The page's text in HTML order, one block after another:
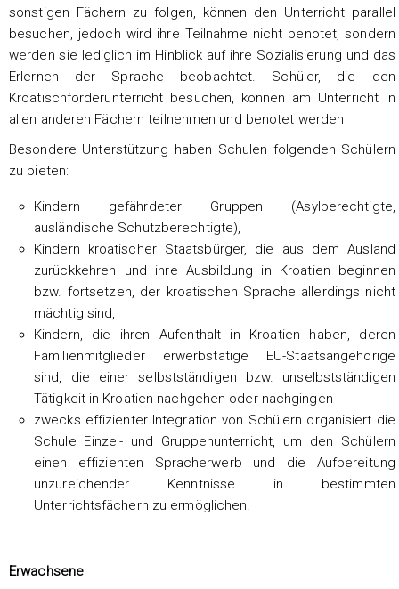
sonstigen Fächern zu folgen, können den Unterricht parallel
besuchen, jedoch wird ihre Teilnahme nicht benotet, sondern
werden sie lediglich im Hinblick auf ihre Sozialisierung und das
Erlernen der Sprache beobachtet. Schüler, die den
Kroatischförderunterricht besuchen, können am Unterricht in
allen anderen Fächern teilnehmen und benotet werden
Besondere Unterstützung haben Schulen folgenden Schülern
zu bieten:
Kindern gefährdeter Gruppen (Asylberechtigte,
ausländische Schutzberechtigte),
Kindern kroatischer Staatsbürger, die aus dem Ausland
zurückkehren und ihre Ausbildung in Kroatien beginnen
bzw. fortsetzen, der kroatischen Sprache allerdings nicht
mächtig sind,
Kindern, die ihren Aufenthalt in Kroatien haben, deren
Familienmitglieder erwerbstätige EU-Staatsangehörige
sind, die einer selbstständigen bzw. unselbstständigen
Tätigkeit in Kroatien nachgehen oder nachgingen
zwecks effizienter Integration von Schülern organisiert die
Schule Einzel- und Gruppenunterricht, um den Schülern
einen effizienten Spracherwerb und die Aufbereitung
unzureichender Kenntnisse in bestimmten
Unterrichtsfächern zu ermöglichen.
Erwachsene